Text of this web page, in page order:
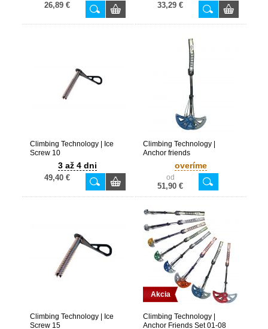
26,89 € 33,29 €
Climbing Technology | Ice
Screw 10
3 až 4 dni
49,40 €
Climbing Technology |
Anchor friends
overíme
od
51,90 €
Climbing Technology | Ice
Screw 15
Akcia
Climbing Technology |
Anchor Friends Set 01-08